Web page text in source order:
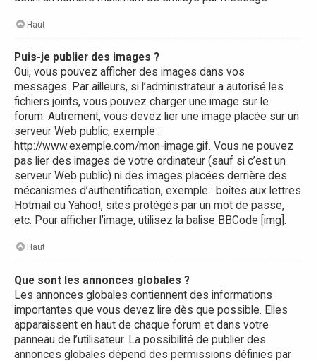
Haut
Puis-je publier des images ?
Oui, vous pouvez afficher des images dans vos
messages. Par ailleurs, si l’administrateur a autorisé les
fichiers joints, vous pouvez charger une image sur le
forum. Autrement, vous devez lier une image placée sur un
serveur Web public, exemple :
http://www.exemple.com/mon-image.gif. Vous ne pouvez
pas lier des images de votre ordinateur (sauf si c’est un
serveur Web public) ni des images placées derrière des
mécanismes d’authentification, exemple : boîtes aux lettres
Hotmail ou Yahoo!, sites protégés par un mot de passe,
etc. Pour afficher l’image, utilisez la balise BBCode [img].
Haut
Que sont les annonces globales ?
Les annonces globales contiennent des informations
importantes que vous devez lire dès que possible. Elles
apparaissent en haut de chaque forum et dans votre
panneau de l’utilisateur. La possibilité de publier des
annonces globales dépend des permissions définies par